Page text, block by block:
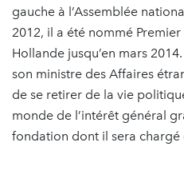
gauche à l’Assemblée
2012, il a été nommé
Hollande jusqu’en mars
son ministre des Affaires
de se retirer de la vie
monde de l’intérêt général
fondation dont il sera chargé